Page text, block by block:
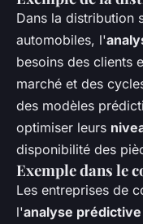
Dans la distribution
automobiles, l'
besoins des clients
marché et des
des modèles
optimiser leurs
disponibilité des
Exemple dans le
Les entreprises de
l'analyse prédictive